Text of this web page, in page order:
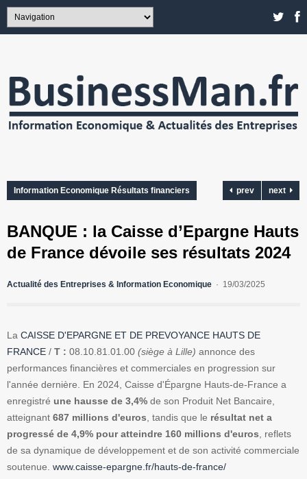
Information Economique Résultats financiers prev next
BANQUE : la Caisse d’Epargne Hauts
de France dévoile ses résultats 2024
Actualité des Entreprises & Information Economique 19/03/2025
La CAISSE D'EPARGNE ET DE PREVOYANCE HAUTS DE
FRANCE / T : 08.10.81.01.00 (siège à Lille) annonce des
performances financières et commerciales en progression sur
l'année dernière. En 2024, Caisse d'Épargne Hauts-de-France a
enregistré une hausse de 3,4% de son Produit Net Bancaire,
atteignant 687 millions d'euros, tandis que le résultat net a
progressé de 4,9% pour atteindre 160 millions d'euros, reflets
de sa dynamique de développement et de son activité commerciale
soutenue. www.caisse-epargne.fr/hauts-de-france/